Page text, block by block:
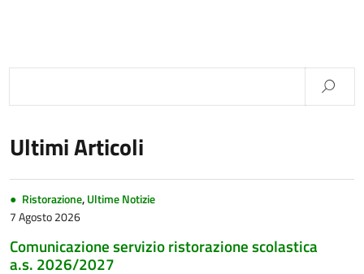
Ultimi Articoli
Ristorazione,Ultime Notizie
7 Agosto 2026
Comunicazione servizio ristorazione scolastica
a.s. 2026/2027